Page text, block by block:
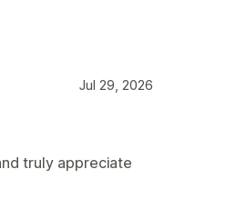
Jul 29, 2026
truly appreciate